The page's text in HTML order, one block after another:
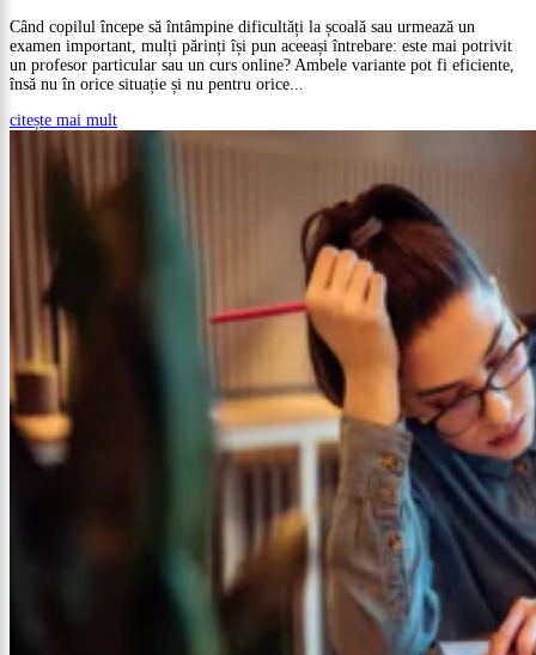
Când copilul începe să întâmpine dificultăți la școală sau urmează un
examen important, mulți părinți își pun aceeași întrebare: este mai potrivit
un profesor particular sau un curs online? Ambele variante pot fi eficiente,
însă nu în orice situație și nu pentru orice...
citește mai mult